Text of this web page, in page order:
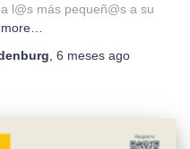
l@s más pequeñ@s a su
more…
, 6 meses ago